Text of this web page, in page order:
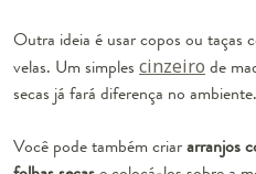
Outra ideia é usar copos ou taças
velas. Um simples cinzeiro de
secas já fará diferença no ambiente.
Você pode também criararranjos